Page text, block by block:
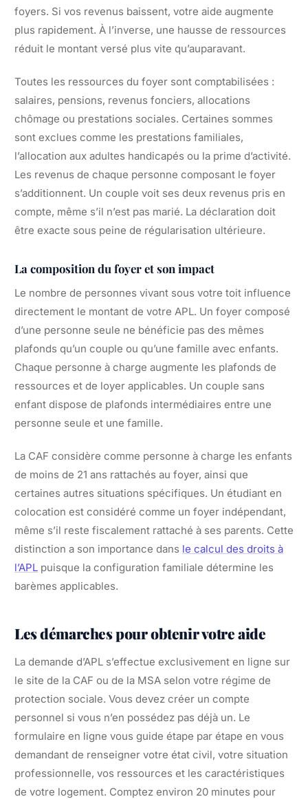
foyers. Si vos revenus baissent, votre aide augmente
plus rapidement. À l’inverse, une hausse de ressources
réduit le montant versé plus vite qu’auparavant.
Toutes les ressources du foyer sont comptabilisées :
salaires, pensions, revenus fonciers, allocations
chômage ou prestations sociales. Certaines sommes
sont exclues comme les prestations familiales,
l’allocation aux adultes handicapés ou la prime d’activité.
Les revenus de chaque personne composant le foyer
s’additionnent. Un couple voit ses deux revenus pris en
compte, même s’il n’est pas marié. La déclaration doit
être exacte sous peine de régularisation ultérieure.
La composition du foyer et son impact
Le nombre de personnes vivant sous votre toit influence
directement le montant de votre APL. Un foyer composé
d’une personne seule ne bénéficie pas des mêmes
plafonds qu’un couple ou qu’une famille avec enfants.
Chaque personne à charge augmente les plafonds de
ressources et de loyer applicables. Un couple sans
enfant dispose de plafonds intermédiaires entre une
personne seule et une famille.
La CAF considère comme personne à charge les enfants
de moins de 21 ans rattachés au foyer, ainsi que
certaines autres situations spécifiques. Un étudiant en
colocation est considéré comme un foyer indépendant,
même s’il reste fiscalement rattaché à ses parents. Cette
distinction a son importance dans le calcul des droits à
l’APL puisque la configuration familiale détermine les
barèmes applicables.
Les démarches pour obtenir votre aide
La demande d’APL s’effectue exclusivement en ligne sur
le site de la CAF ou de la MSA selon votre régime de
protection sociale. Vous devez créer un compte
personnel si vous n’en possédez pas déjà un. Le
formulaire en ligne vous guide étape par étape en vous
demandant de renseigner votre état civil, votre situation
professionnelle, vos ressources et les caractéristiques
de votre logement. Comptez environ 20 minutes pour